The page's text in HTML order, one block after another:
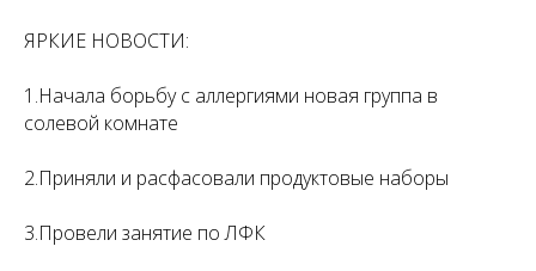
ЯРКИЕ НОВОСТИ:
1.Начала борьбу с аллергиями новая группа в
солевой комнате
2.Приняли и расфасовали продуктовые наборы
3.Провели занятие по ЛФК